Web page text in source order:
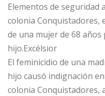
Elementos de seguridad
colonia Conquistadores,
de una mujer de 68
hijo.Excélsior
El feminicidio de una
hijo causó indignación
colonia Conquistadores,